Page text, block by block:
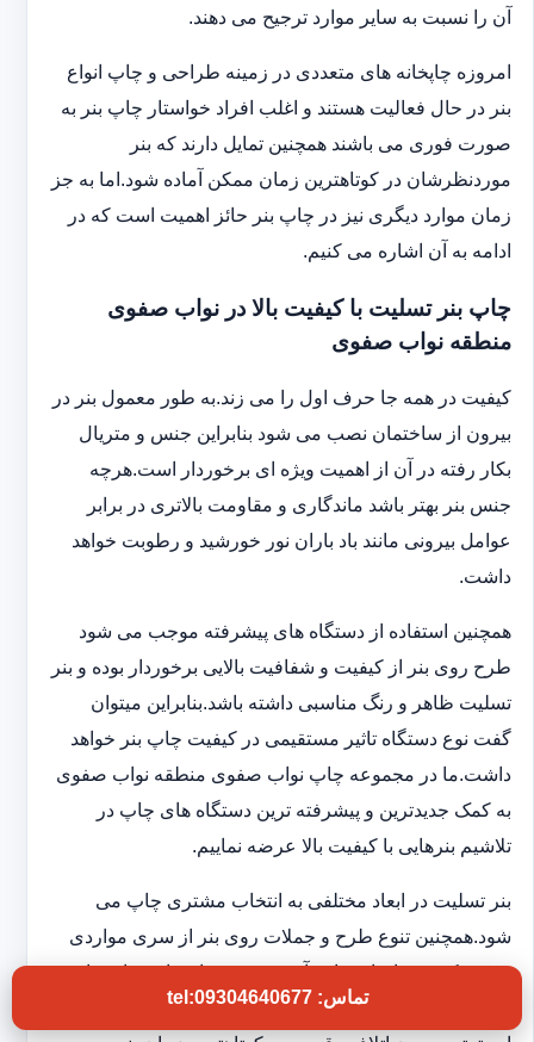
آن را نسبت به سایر موارد ترجیح می دهند.
امروزه چاپخانه های متعددی در زمینه طراحی و چاپ انواع
بنر در حال فعالیت هستند و اغلب افراد خواستار چاپ بنر به
صورت فوری می باشند همچنین تمایل دارند که بنر
موردنظرشان در کوتاهترین زمان ممکن آماده شود.اما به جز
زمان موارد دیگری نیز در چاپ بنر حائز اهمیت است که در
ادامه به آن اشاره می کنیم.
چاپ بنر تسلیت با کیفیت بالا در نواب صفوی
منطقه نواب صفوی
کیفیت در همه جا حرف اول را می زند.به طور معمول بنر در
بیرون از ساختمان نصب می شود بنابراین جنس و متریال
بکار رفته در آن از اهمیت ویژه ای برخوردار است.هرچه
جنس بنر بهتر باشد ماندگاری و مقاومت بالاتری در برابر
عوامل بیرونی مانند باد باران نور خورشید و رطوبت خواهد
داشت.
همچنین استفاده از دستگاه های پیشرفته موجب می شود
طرح روی بنر از کیفیت و شفافیت بالایی برخوردار بوده و بنر
تسلیت ظاهر و رنگ مناسبی داشته باشد.بنابراین میتوان
گفت نوع دستگاه تاثیر مستقیمی در کیفیت چاپ بنر خواهد
داشت.ما در مجموعه چاپ نواب صفوی منطقه نواب صفوی
به کمک جدیدترین و پیشرفته ترین دستگاه های چاپ در
تلاشیم بنرهایی با کیفیت بالا عرضه نماییم.
بنر تسلیت در ابعاد مختلفی به انتخاب مشتری چاپ می
شود.همچنین تنوع طرح و جملات روی بنر از سری مواردی
هستند که در چاپخانه ما به آن توجه ویژه ای داریم تا شما
بتوانید بنر تسلیتی با کیفیت و فوری در اختیار داشته باشید.به
تماس: tel:09304640677